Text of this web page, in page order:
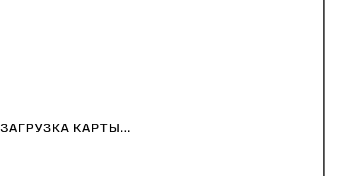
ЗАГРУЗКА КАРТЫ...